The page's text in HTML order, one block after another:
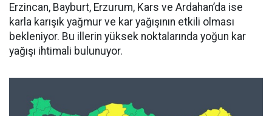
Erzincan, Bayburt, Erzurum, Kars ve Ardahan’da ise
karla karışık yağmur ve kar yağışının etkili olması
bekleniyor. Bu illerin yüksek noktalarında yoğun kar
yağışı ihtimali bulunuyor.